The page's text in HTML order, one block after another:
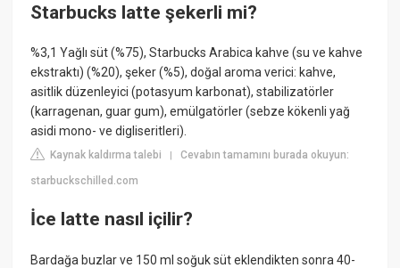
Starbucks latte şekerli mi?
%3,1 Yağlı süt (%75), Starbucks Arabica kahve (su ve kahve
ekstraktı) (%20), şeker (%5), doğal aroma verici: kahve,
asitlik düzenleyici (potasyum karbonat), stabilizatörler
(karragenan, guar gum), emülgatörler (sebze kökenli yağ
asidi mono- ve digliseritleri).
Kaynak kaldırma talebi |Cevabın tamamını burada okuyun:
starbuckschilled.com
İce latte nasıl içilir?
Bardağa buzlar ve 150 ml soğuk süt eklendikten sonra 40-